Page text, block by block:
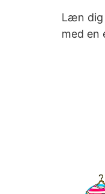
Læn dig
med en